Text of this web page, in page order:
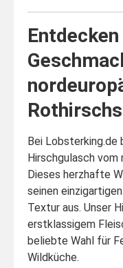
Rothirschs
Bei Lobsterking.de
Hirschgulasch vom
Dieses herzhafte
seinen
Textur aus. Unser
erstklassigem
beliebte Wahl für
Wildküche.